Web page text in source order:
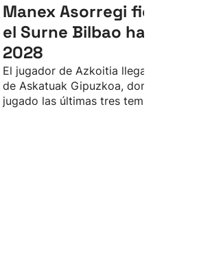
Manex Asorregi ficha
el Surne Bilbao hasta
2028
El jugador de Azkoitia llega
de Askatuak Gipuzkoa, donde ha
jugado las últimas tres temporadas.